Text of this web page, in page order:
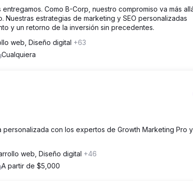
Como B-Corp, nuestro compromiso va más
estrategias de marketing y SEO personalizadas
y un retorno de la inversión sin precedentes.
web, Diseño digital +63
Cualquiera
con los expertos de Growth Marketing Pro y
web, Diseño digital +46
A partir de $5,000